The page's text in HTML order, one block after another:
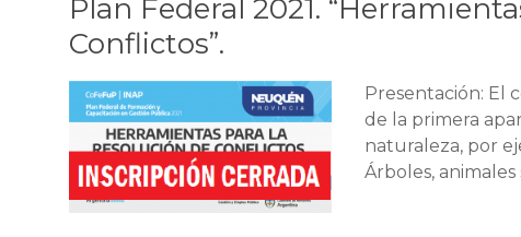
Plan Federal 2021.
Conflictos”.
Presentación: El
de la primera
naturaleza, por
Árboles,